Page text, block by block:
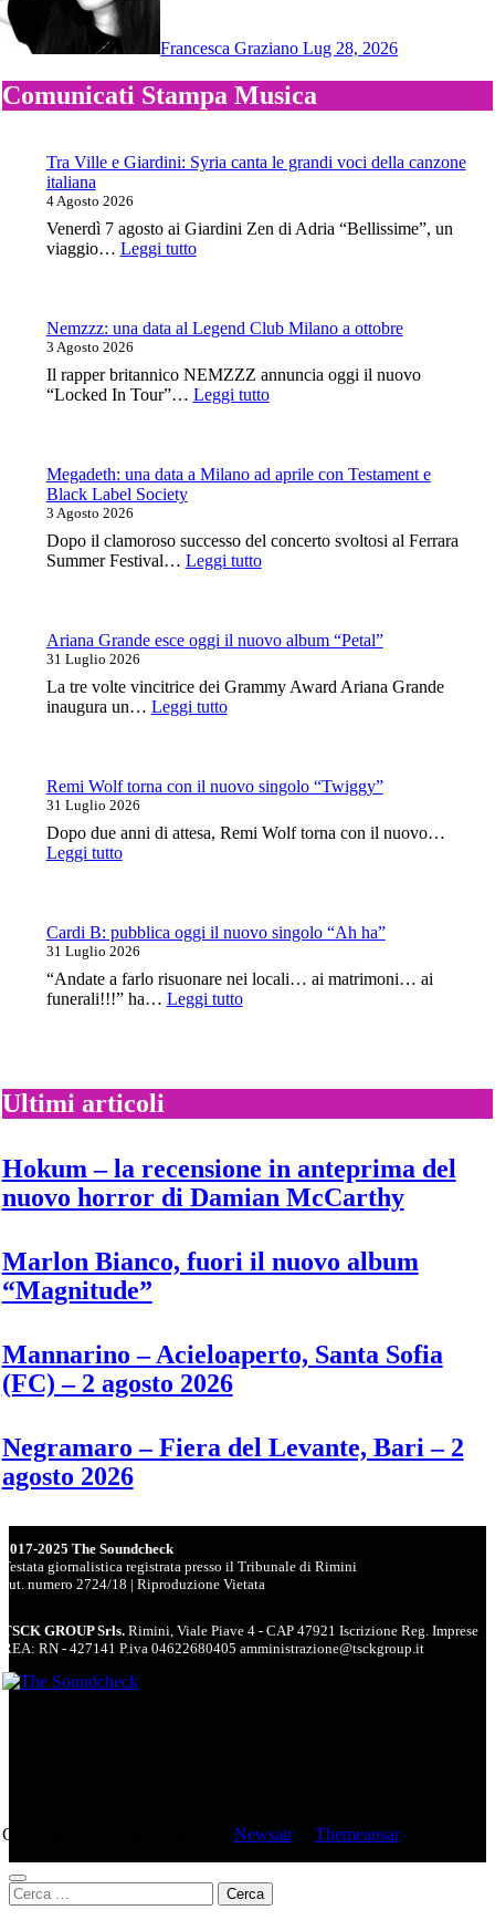
Francesca GrazianoLug 28, 2026
Comunicati Stampa Musica
Tra Ville e Giardini: Syria canta le grandi voci della canzone
italiana
4 Agosto 2026
Venerdì 7 agosto ai Giardini Zen di Adria “Bellissime”, un
viaggio… Leggi tutto:
Giardini:
canta
le
grandi
canzone
italiana
Nemzzz: una data al Legend Club Milano a ottobre
3 Agosto 2026
Il rapper britannico NEMZZZ annuncia oggi il nuovo
“Locked In Tour”… Leggi tutto:
al
a
Megadeth: una data a Milano ad aprile con Testament e
Black Label Society
3 Agosto 2026
Dopo il clamoroso successo del concerto svoltosi al Ferrara
Summer Festival… Leggi tutto:
a
aprile
Black
Label
Ariana Grande esce oggi il nuovo album “Petal”
31 Luglio 2026
La tre volte vincitrice dei Grammy Award Ariana Grande
inaugura un… Leggi tutto:
oggi
nuovo
album
Remi Wolf torna con il nuovo singolo “Twiggy”
31 Luglio 2026
Dopo due anni di attesa, Remi Wolf torna con il nuovo…
Leggi tutto:
con
il
nuovo
singolo
“Twiggy”
Cardi B: pubblica oggi il nuovo singolo “Ah ha”
31 Luglio 2026
“Andate a farlo risuonare nei locali… ai matrimoni… ai
funerali!!!” ha… Leggi tutto:
nuovo
“Ah
ha”
Ultimi articoli
Hokum – la recensione in anteprima del
nuovo horror di Damian McCarthy
Marlon Bianco, fuori il nuovo album
“Magnitude”
Mannarino – Acieloaperto, Santa Sofia
(FC) – 2 agosto 2026
Negramaro – Fiera del Levante, Bari – 2
agosto 2026
2017-2025 The Soundcheck
Testata giornalistica registrata presso il Tribunale di Rimini
aut. numero 2724/18 | Riproduzione Vietata
TSCK GROUP Srls.Rimini, Viale Piave 4 - CAP 47921 Iscrizione Reg. Imprese
REA: RN - 427141 P.iva 04622680405 amministrazione@tsckgroup.it
Copyright © All rights reserved Newsairdi Themeansar.
Ricerca
per: